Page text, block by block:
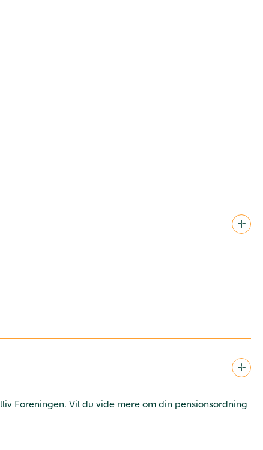
Foreningen. Vil du vide mere om din pensionsordning